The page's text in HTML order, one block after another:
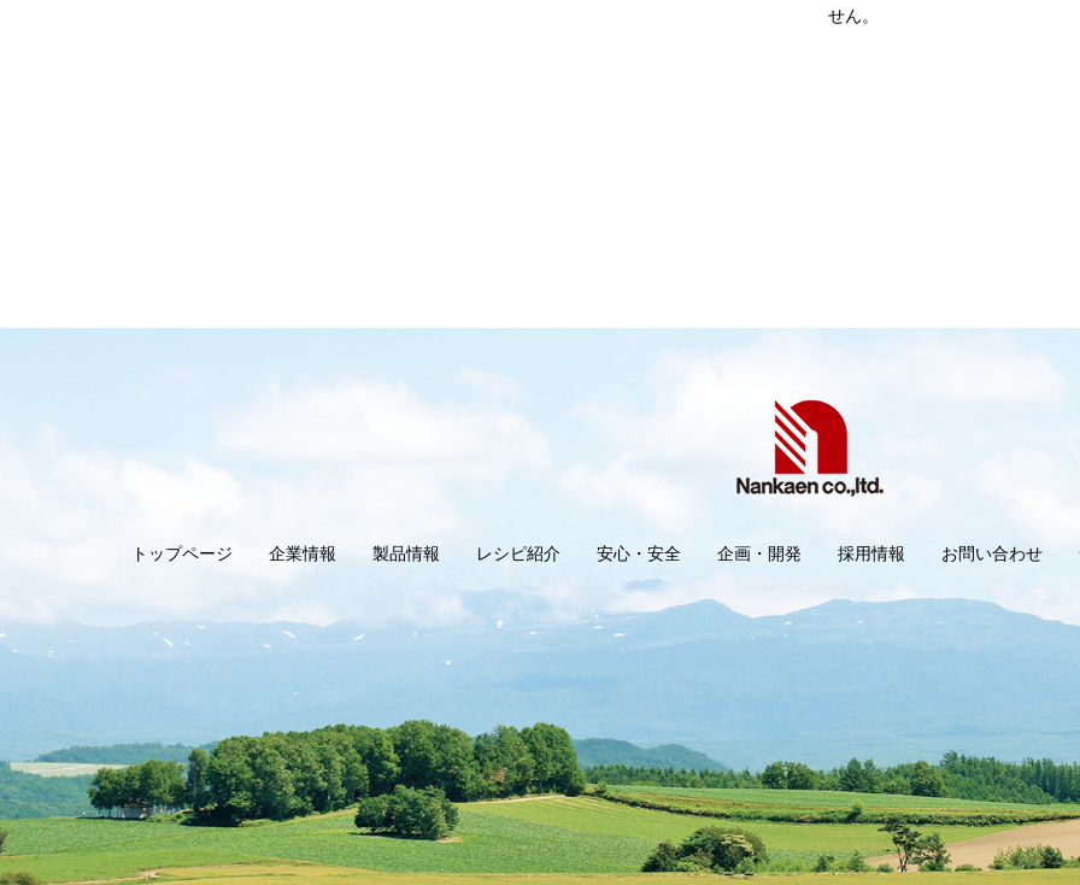
せん。
トップページ 企業情報 製品情報 レシピ紹介 安心・安全 企画・開発 採用情報 お問い合わせ